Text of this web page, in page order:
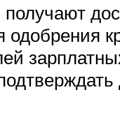
одобрения